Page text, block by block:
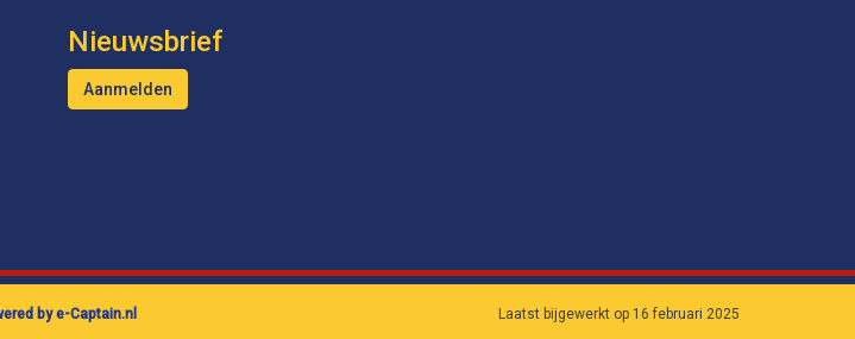
Nieuwsbrief
Aanmelden
by e-Captain.nl Laatst bijgewerkt op 16 februari 2025